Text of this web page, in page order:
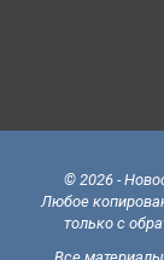
© 2026 -
Любое
только с